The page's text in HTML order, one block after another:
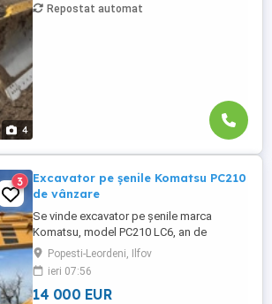
4
Repostat automat
3
Excavator pe șenile Komatsu PC210
de vânzare
Se vinde excavator pe șenile marca
Komatsu, model PC210 LC6, an de
fabricație 2001, 140 CP, greutate proprie
21200 kg.
Popesti-Leordeni, Ilfov
ieri 07:56
14 000 EUR